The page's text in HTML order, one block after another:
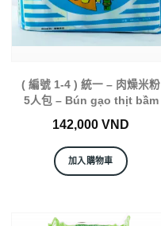
( 編號 1-4 ) 統一 – 肉燥米粉
5人包 – Bún gạo thịt bầm
142,000 VND
加入購物車